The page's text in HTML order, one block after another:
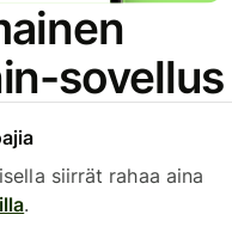
sovellus
siirrät rahaa aina
.